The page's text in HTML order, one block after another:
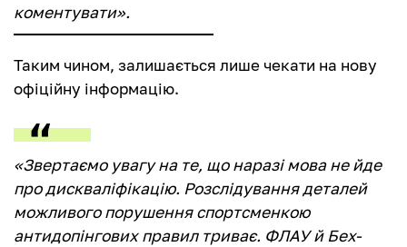
коментувати».
Таким чином, залишається лише чекати на нову
офіційну інформацію.
«Звертаємо увагу на те, що наразі мова не йде
про дискваліфікацію. Розслідування деталей
можливого порушення спортсменкою
антидопінгових правил триває. ФЛАУ й Бех-